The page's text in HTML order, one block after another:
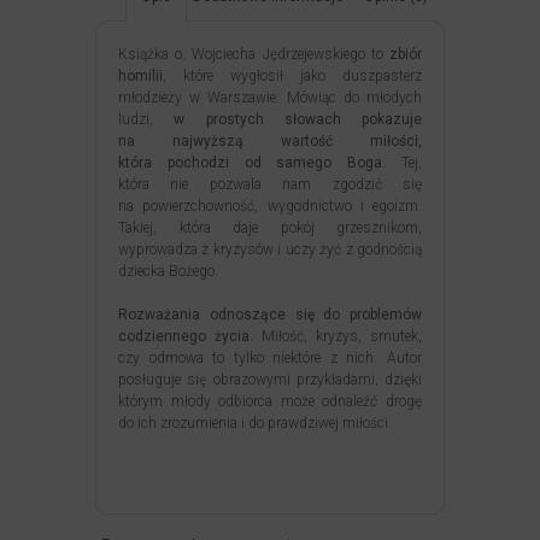
Książka o. Wojciecha Jędrzejewskiego tozbiór
homilii , które wygłosił jako duszpasterz
młodzieży w Warszawie. Mówiąc do młodych
ludzi,w prostych słowach pokazuje
na najwyższą wartość miłości,
która pochodzi od samego Boga.
Tej,
która nie pozwala nam zgodzić się
na powierzchowność, wygodnictwo i egoizm.
Takiej, która daje pokój grzesznikom,
wyprowadza z kryzysów i uczy żyć z godnością
dziecka Bożego.
Rozważania odnoszące się do problemów
codziennego życia.
Miłość, kryzys, smutek,
czy odmowa to tylko niektóre z nich. Autor
posługuje się obrazowymi przykładami, dzięki
którym młody odbiorca może odnaleźć drogę
do ich zrozumienia i do prawdziwej miłości.